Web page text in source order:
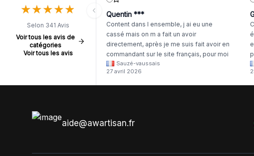
★★★★★
★★★★★
Selon 341 Avis
Voir tous les avis de
catégories
Voir tous les avis
Quentin ***
Content dans l ensemble, j ai eu une
cassé mais on m a fait un avoir
directement, après je me suis fait avoir en
commandant sur le site français, pour moi
il était évident que les produits était de la
même langue mais raté tout est en
anglais.
Sauzé-vaussais
27 avril 2026
aide@awartisan.fr